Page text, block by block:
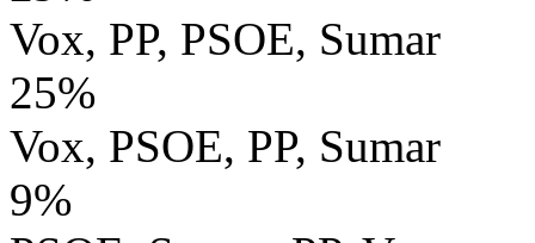
Vox, PP, PSOE, Sumar
25%
Vox, PSOE, PP, Sumar
9%